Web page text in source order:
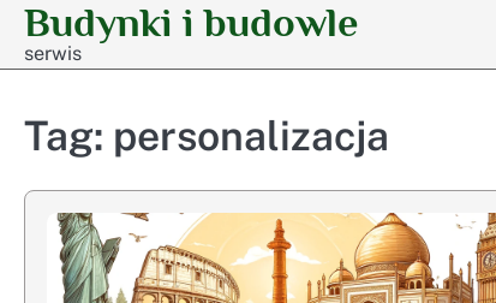
Skip
content
Budynki i budowle
serwis
Tag: personalizacja